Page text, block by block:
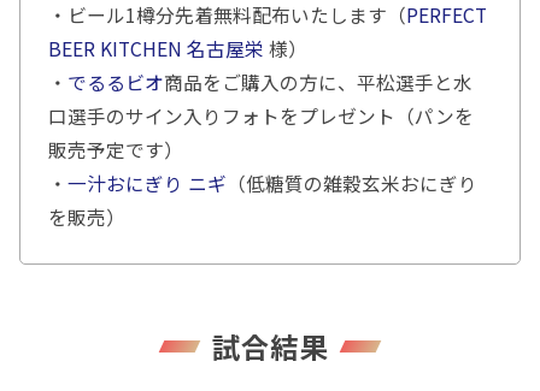
・ビール1樽分先着無料配布いたします（PERFECT
BEER KITCHEN 名古屋栄 様）
・ でるるビオ商品をご購入の方に、平松選手と水
口選手のサイン入りフォトをプレゼント（パンを
販売予定です）
・一汁おにぎり ニギ （低糖質の雑穀玄米おにぎり
を販売）
試合結果